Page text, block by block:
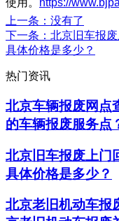
使用。
https://
上一条 ：没有了
下一条 ：北京旧车报
具体价格是多少？
热门资讯
北京车辆报废网点
的车辆报废服务点
北京旧车报废上门
具体价格是多少？
北京老旧机动车报